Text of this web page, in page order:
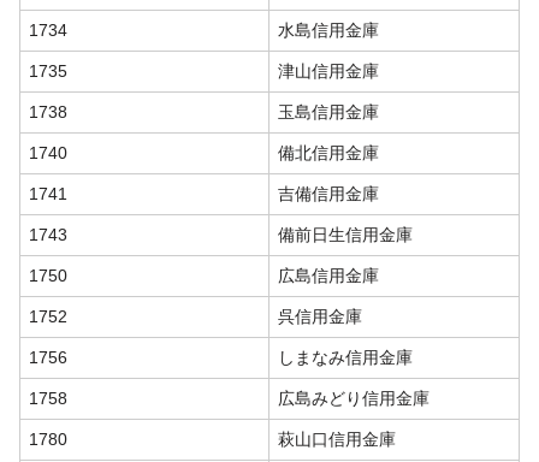
1734 水島信用金庫
1735 津山信用金庫
1738 玉島信用金庫
1740 備北信用金庫
1741 吉備信用金庫
1743 備前日生信用金庫
1750 広島信用金庫
1752 呉信用金庫
1756 しまなみ信用金庫
1758 広島みどり信用金庫
1780 萩山口信用金庫